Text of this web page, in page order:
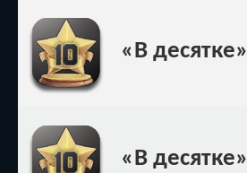
«В десятке»
«В десятке»